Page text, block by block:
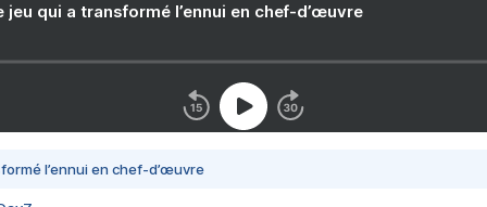
jeu qui a transformé l’ennui en chef-d’œuvre
l’ennui en chef-d’œuvre